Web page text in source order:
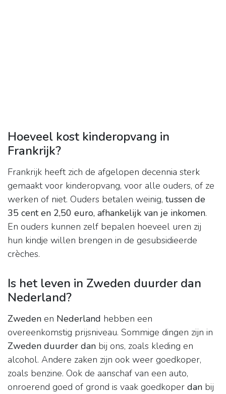
Hoeveel kost kinderopvang in
Frankrijk?
Frankrijk heeft zich de afgelopen decennia sterk
gemaakt voor kinderopvang, voor alle ouders, of ze
werken of niet. Ouders betalen weinig, tussen de
35 cent en 2,50 euro, afhankelijk van je inkomen.
En ouders kunnen zelf bepalen hoeveel uren zij
hun kindje willen brengen in de gesubsidieerde
crèches.
Is het leven in Zweden duurder dan
Nederland?
Zweden en Nederland hebben een
overeenkomstig prijsniveau. Sommige dingen zijn in
Zweden duurder dan bij ons, zoals kleding en
alcohol. Andere zaken zijn ook weer goedkoper,
zoals benzine. Ook de aanschaf van een auto,
onroerend goed of grond is vaak goedkoper dan bij